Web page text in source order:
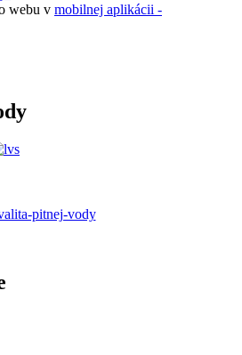
webu v mobilnej aplikácii -
pitnej-vody